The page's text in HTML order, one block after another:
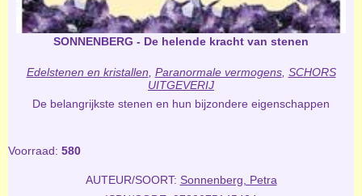
SONNENBERG - De helende kracht van stenen
Edelstenen en kristallen Paranormale vermogens, SCHORS
UITGEVERIJ
De belangrijkste stenen en hun bijzondere eigenschappen
Voorraad: 580
AUTEUR/SOORT: Sonnenberg, Petra